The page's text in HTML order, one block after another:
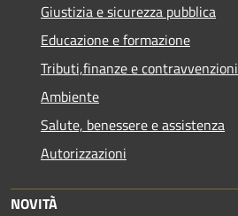
Giustizia e sicurezza pubblica
Educazione e formazione
Tributi,finanze e contravvenzioni
Ambiente
Salute, benessere e assistenza
Autorizzazioni
NOVITÀ